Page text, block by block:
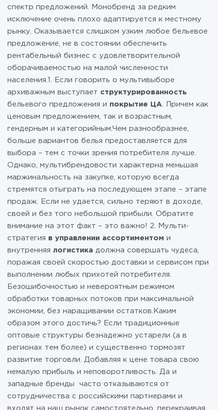
спектр предложений. Монобренд за редким
исключение очень плохо адаптируется к местному
рынку. Оказывается слишком узким любое бельевое
предложение, не в состоянии обеспечить
рентабельный бизнес c удовлетворительной
оборачиваемостью на малой численности
населения.1. Если говорить о мультивыборе
архиважным выступает структурированность
бельевого предложения и покрытие ЦА . Причем как
ценовым предложением, так и возрастным,
гендерным и категорийным.Чем разнообразнее,
больше вариантов белья предоставляется для
выбора – тем с точки зрения потребителя лучше.
Однако, мультибрендовости характерна меньшая
маржинальность на закупке, которую всегда
стремятся отыграть на последующем этапе – этапе
продаж. Если не удается, сильно теряют в доходе,
своей и без того небольшой прибыли. Обратите
внимание на этот факт – это важно! 2. Мульти-
стратегия в управлении ассортиментом и
внутренняя логистика должна совершать чудеса,
поражая своей скоростью доставки и сервисом при
выполнении любых прихотей потребителя.
Безошибочностью и невероятным режимом
обработки товарных потоков при максимальной
экономии, без наращивании остатков.Каким
образом этого достичь? Если традиционные
оптовые структуры безнадежно устарели (а в
регионах тем более) и существенно тормозят
развитие торговли. Добавляя к цене товара свою
немалую прибыль и неповоротливость. Да и
западные бренды часто отказываются от
сотрудничества с российскими партнерами и
входят на наш рынок самостоятельно, перекраивая